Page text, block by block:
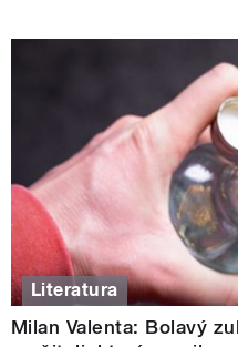
Literatura
Milan Valenta: Bolavý